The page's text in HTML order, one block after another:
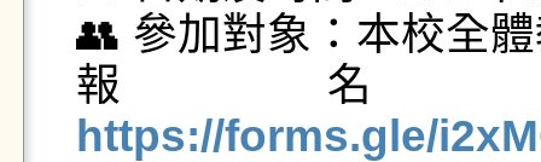
👥 參加對象：本校全
報名
https://forms.gle/